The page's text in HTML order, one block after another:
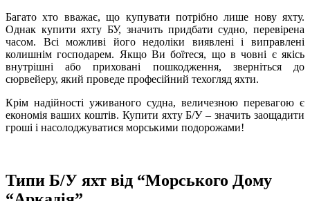
Багато хто вважає, що купувати потрібно лише нову яхту.
Однак купити яхту БУ, значить придбати судно, перевірена
часом. Всі можливі його недоліки виявлені і виправлені
колишнім господарем. Якщо Ви боїтеся, що в човні є якісь
внутрішні або приховані пошкодження, зверніться до
сюрвейеру, який проведе професійний техогляд яхти.
Крім надійності уживаного судна, величезною перевагою є
економія ваших коштів. Купити яхту Б/У – значить заощадити
гроші і насолоджуватися морськими подорожами!
Типи Б/У яхт від “Морського Дому